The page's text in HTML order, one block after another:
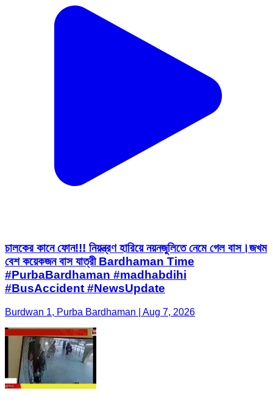
চালকের কানে ফোন!!! নিয়ন্ত্রণ হারিয়ে নয়নজুলিতে নেমে গেল বাস।জখম
বেশ কয়েকজন বাস যাত্রী Bardhaman Time
#PurbaBardhaman #madhabdihi
#BusAccident #NewsUpdate
Burdwan 1, Purba Bardhaman | Aug 7, 2026